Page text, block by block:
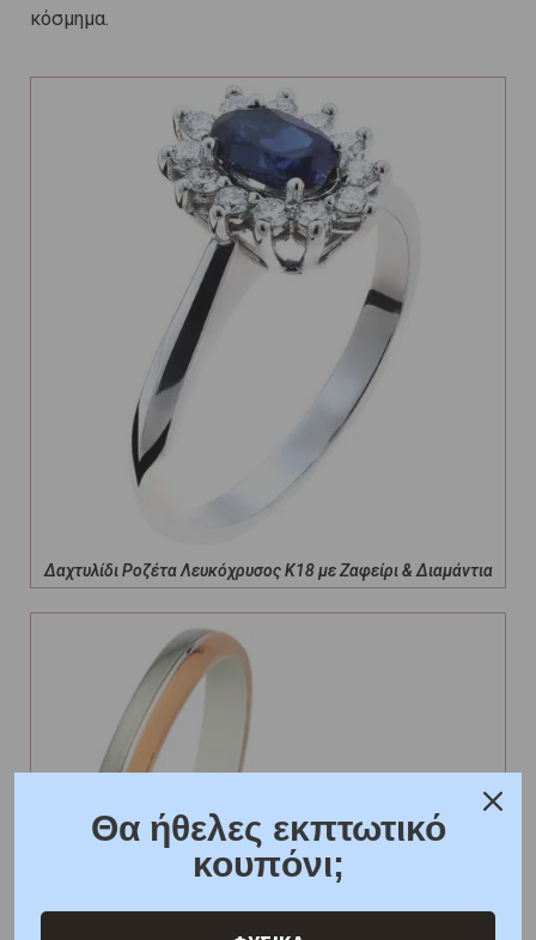
κόσμημα.
Δαχτυλίδι Ροζέτα Λευκόχρυσος Κ18 με Ζαφείρι & Διαμάντια
Θα ήθελες εκπτωτικό
κουπόνι;